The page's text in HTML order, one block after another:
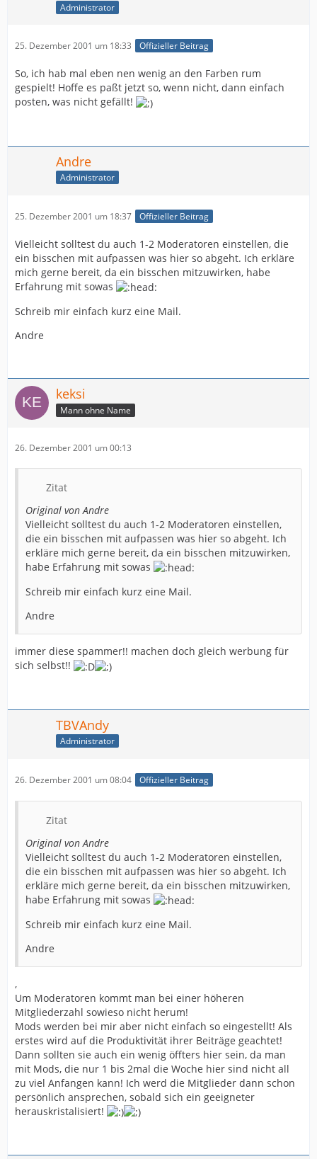
Administrator
25. Dezember 2001 um 18:33 Offizieller Beitrag
So, ich hab mal eben nen wenig an den Farben rum
gespielt! Hoffe es paßt jetzt so, wenn nicht, dann einfach
posten, was nicht gefällt!
Andre
Administrator
25. Dezember 2001 um 18:37 Offizieller Beitrag
Vielleicht solltest du auch 1-2 Moderatoren einstellen, die
ein bisschen mit aufpassen was hier so abgeht. Ich erkläre
mich gerne bereit, da ein bisschen mitzuwirken, habe
Erfahrung mit sowas
Schreib mir einfach kurz eine Mail.
Andre
keksi
Mann ohne Name
26. Dezember 2001 um 00:13
Zitat
Original von Andre
Vielleicht solltest du auch 1-2 Moderatoren einstellen,
die ein bisschen mit aufpassen was hier so abgeht. Ich
erkläre mich gerne bereit, da ein bisschen mitzuwirken,
habe Erfahrung mit sowas
Schreib mir einfach kurz eine Mail.
Andre
immer diese spammer!! machen doch gleich werbung für
sich selbst!!
TBVAndy
Administrator
26. Dezember 2001 um 08:04 Offizieller Beitrag
Zitat
Original von Andre
Vielleicht solltest du auch 1-2 Moderatoren einstellen,
die ein bisschen mit aufpassen was hier so abgeht. Ich
erkläre mich gerne bereit, da ein bisschen mitzuwirken,
habe Erfahrung mit sowas
Schreib mir einfach kurz eine Mail.
Andre
,
Um Moderatoren kommt man bei einer höheren
Mitgliederzahl sowieso nicht herum!
Mods werden bei mir aber nicht einfach so eingestellt! Als
erstes wird auf die Produktivität ihrer Beiträge geachtet!
Dann sollten sie auch ein wenig öffters hier sein, da man
mit Mods, die nur 1 bis 2mal die Woche hier sind nicht all
zu viel Anfangen kann! Ich werd die Mitglieder dann schon
persönlich ansprechen, sobald sich ein geeigneter
herauskristalisiert!